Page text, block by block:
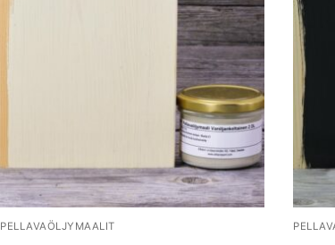
PELLAVAÖLJYMAALIT